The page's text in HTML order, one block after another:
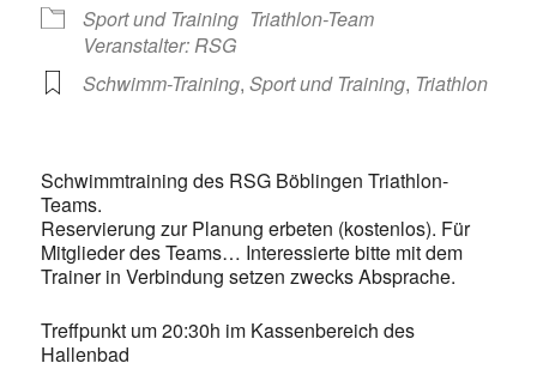
Sport und Training Triathlon-Team
Veranstalter: RSG
Schwimm-Training, Sport und Training, Triathlon
Schwimmtraining des RSG Böblingen Triathlon-
Teams.
Reservierung zur Planung erbeten (kostenlos). Für
Mitglieder des Teams… Interessierte bitte mit dem
Trainer in Verbindung setzen zwecks Absprache.
Treffpunkt um 20:30h im Kassenbereich des
Hallenbad